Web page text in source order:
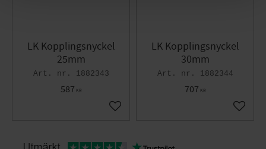
LK Kopplingsnyckel
25mm
1882343
587 KR
Lägg till i favoriter
LK Kopplingsnyckel
30mm
1882344
707 KR
Lägg